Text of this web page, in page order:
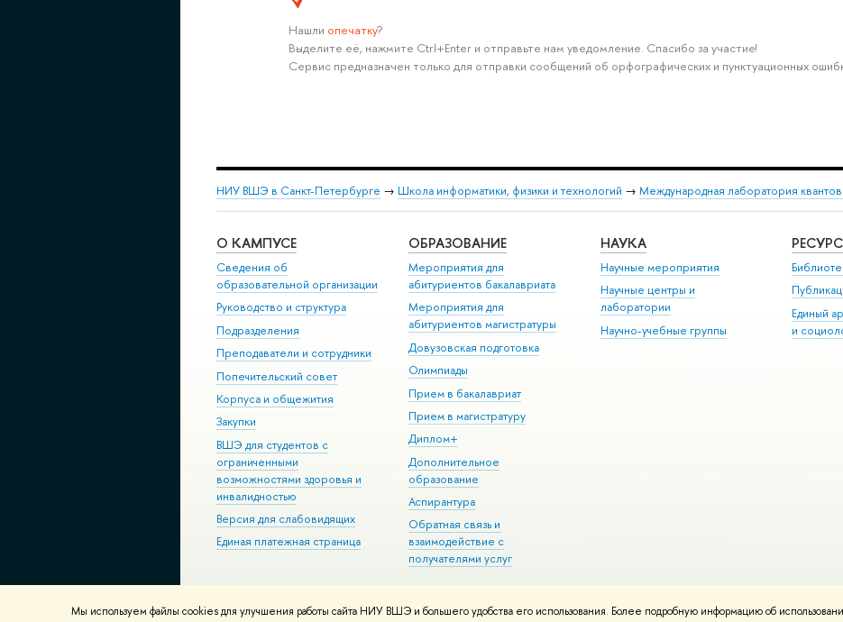
Мы используем файлы cookies для улучшения работы сайта НИУ ВШЭ и большего удобства его использования. Более подробную информацию об
Нашли опечатку?
Выделите её, нажмите Ctrl+Enter и отправьте нам уведомление. Спасибо за участие!
Сервис предназначен только для отправки сообщений об орфографических и пунктуационных
НИУ ВШЭ в Санкт-Петербурге → Школа информатики, физики и технологий → Международная лаборатория
О КАМПУСЕ
Сведения об
образовательной организации
Руководство и структура
Подразделения
Преподаватели и сотрудники
Попечительский совет
Корпуса и общежития
Закупки
ВШЭ для студентов с
ограниченными
возможностями здоровья и
инвалидностью
Версия для слабовидящих
Единая платежная страница
ОБРАЗОВАНИЕ
Мероприятия для
абитуриентов бакалавриата
Мероприятия для
абитуриентов магистратуры
Довузовская подготовка
Олимпиады
Прием в бакалавриат
Прием в магистратуру
Диплом+
Дополнительное
образование
Аспирантура
Обратная связь и
взаимодействие с
получателями услуг
НАУКА
Научные мероприятия
Научные центры и
лаборатории
Научно-учебные группы
Единый
и
© НИУ ВШЭ 1993–2026 Адреса и контакты Условия использования материалов Политика конфиденциальности